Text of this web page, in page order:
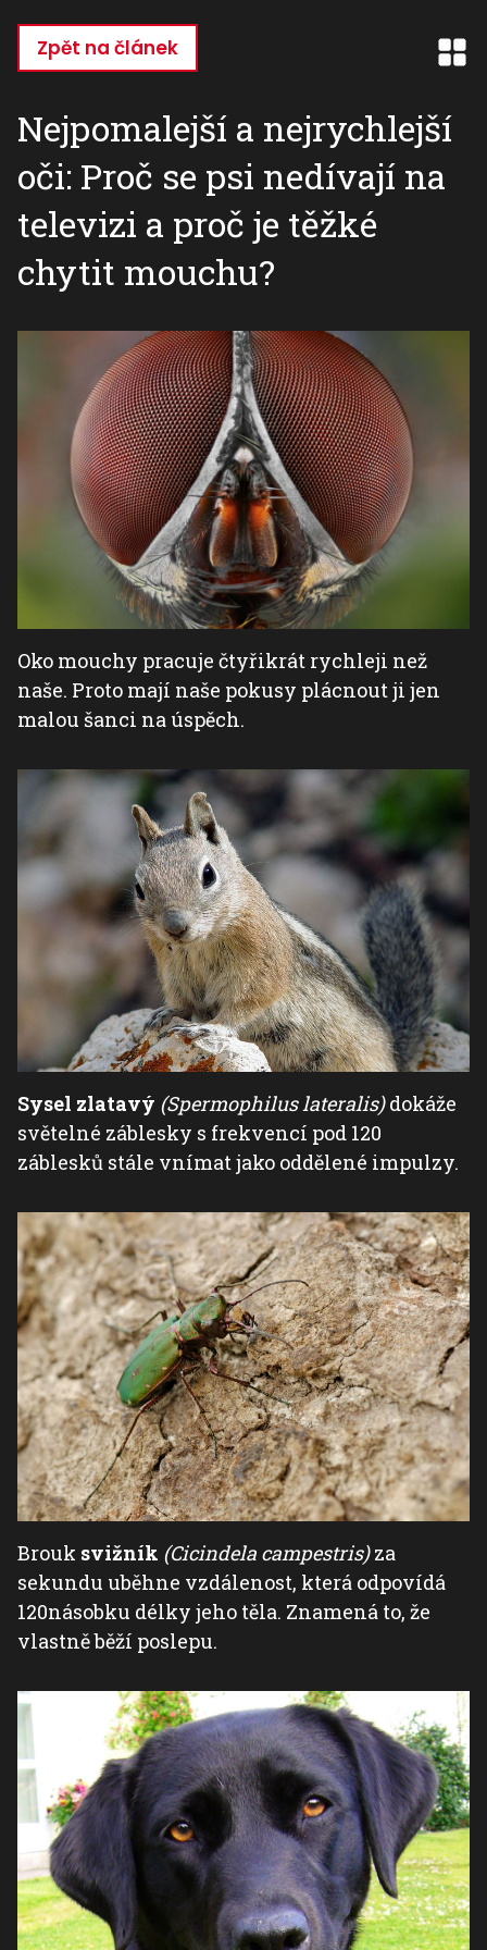
hlavnímu
Zpět na článek
Nejpomalejší a nejrychlejší
oči: Proč se psi nedívají na
televizi a proč je těžké
chytit mouchu?
Oko mouchy pracuje čtyřikrát rychleji než
naše. Proto mají naše pokusy plácnout ji jen
malou šanci na úspěch.
Sysel zlatavý (Spermophilus lateralis)dokáže
světelné záblesky s frekvencí pod 120
záblesků stále vnímat jako oddělené impulzy.
Brouk svižník (Cicindela campestris)za
sekundu uběhne vzdálenost, která odpovídá
120násobku délky jeho těla. Znamená to, že
vlastně běží poslepu.